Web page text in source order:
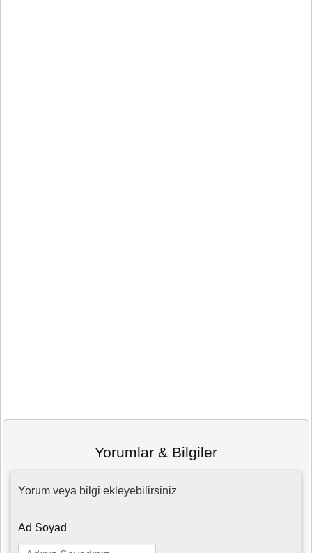
Yorumlar & Bilgiler
Yorum veya bilgi ekleyebilirsiniz
Ad Soyad